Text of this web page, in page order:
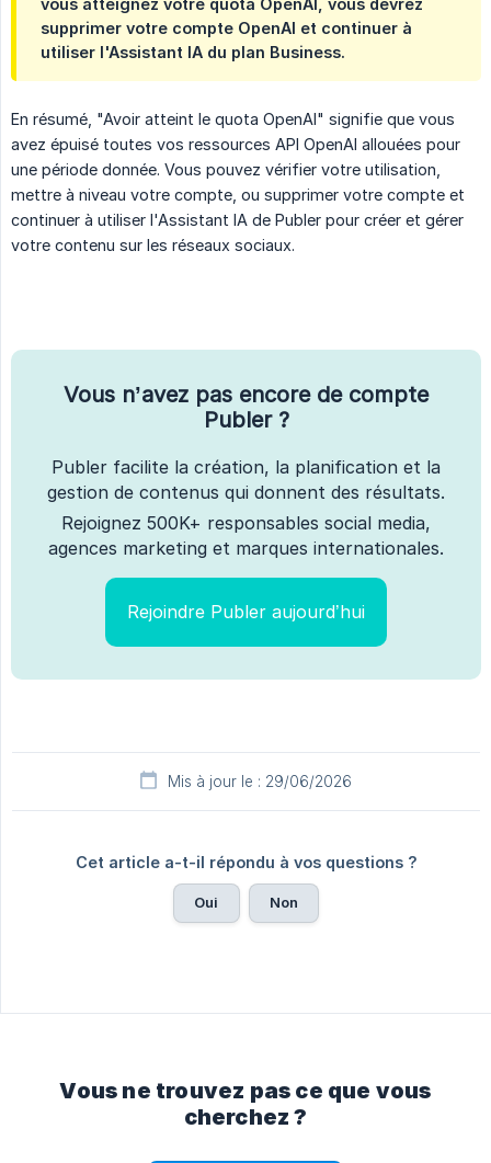
supprimer votre compte OpenAI et continuer à
utiliser l'Assistant IA du plan Business.
En résumé, "Avoir atteint le quota OpenAI" signifie que vous
avez épuisé toutes vos ressources API OpenAI allouées pour
une période donnée. Vous pouvez vérifier votre utilisation,
mettre à niveau votre compte, ou supprimer votre compte et
continuer à utiliser l'Assistant IA de Publer pour créer et gérer
votre contenu sur les réseaux sociaux.
Vous n’avez pas encore de compte
Publer ?
Publer facilite la création, la planification et la
gestion de contenus qui donnent des résultats.
Rejoignez 500K+ responsables social media,
agences marketing et marques internationales.
Rejoindre Publer aujourd’hui
Mis à jour le : 29/06/2026
Cet article a-t-il répondu à vos questions ?
Oui Non
Vous ne trouvez pas ce que vous
cherchez ?